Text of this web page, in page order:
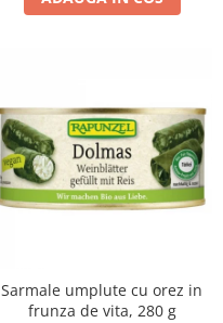
Sarmale umplute cu orez in
frunza de vita, 280 g